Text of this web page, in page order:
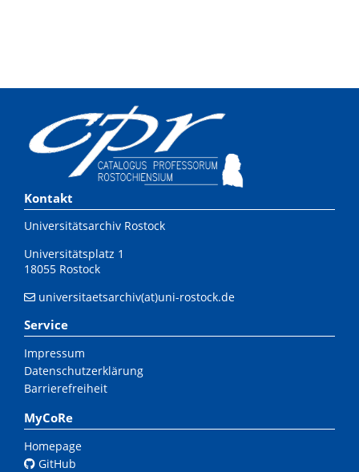
Kontakt
Universitätsarchiv Rostock
Universitätsplatz 1
18055 Rostock
universitaetsarchiv(at)uni-rostock.de
Service
Impressum
Datenschutzerklärung
Barrierefreiheit
MyCoRe
Homepage
GitHub